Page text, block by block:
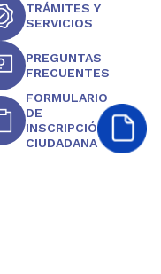
TRÁMITES Y
SERVICIOS
PREGUNTAS
FRECUENTES
FORMULARIO
DE
INSCRIPCIÓN
CIUDADANA